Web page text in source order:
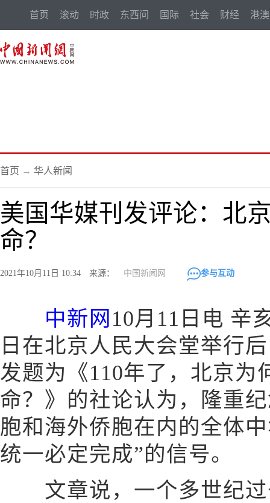
首页 滚动 时政 东西问 国际 社会 财经 港澳
首页 → 华人新闻
美国华媒刊发评论：北
命？
2021年10月11日 10:34 来源： 中国新闻网 参与互动
中新网 10月11日电 辛
日在北京人民大会堂举行
发题为《110年了，北京为
命？》的社论认为，隆重
胞和海外侨胞在内的全体
统一必定完成”的信号。
文章说，一个多世纪过